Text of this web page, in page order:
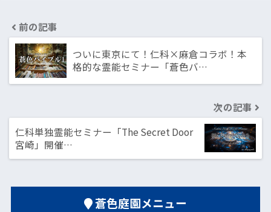
前の記事
ついに東京にて！仁科×麻倉コラボ！本
格的な霊能セミナー「蒼色バ…
次の記事
仁科単独霊能セミナー「The Secret Door
宮崎」開催…
蒼色庭園メニュー